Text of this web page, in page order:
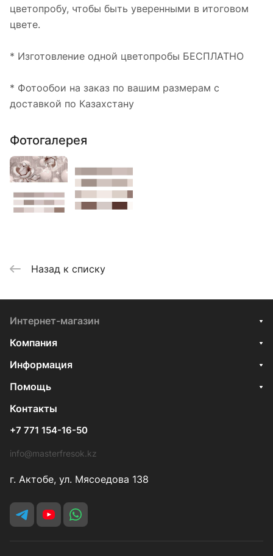
цветопробу, чтобы быть уверенными в итоговом
цвете.
* Изготовление одной цветопробы БЕСПЛАТНО
* Фотообои на заказ по вашим размерам с
доставкой по Казахстану
Фотогалерея
Назад к списку
Интернет-магазин
Компания
Информация
Помощь
Контакты
+7 771 154-16-50
info@masterfresok.kz
г. Актобе, ул. Мясоедова 138